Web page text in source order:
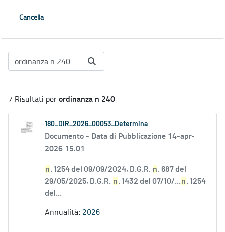
Cancella
7 Risultati perordinanza n 240
180_DIR_2026_00053_Determina
Documento - Data di Pubblicazione 14-apr-
2026 15.01
n. 1254 del 09/09/2024, D.G.R. n. 687 del
29/05/2025, D.G.R. n. 1432 del 07/10/...n. 1254
del...
Annualità: 2026